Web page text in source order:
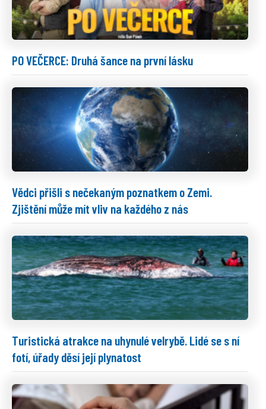
PO VEČERCE: Druhá šance na první lásku
Vědci přišli s nečekaným poznatkem o Zemi.
Zjištění může mít vliv na každého z nás
Turistická atrakce na uhynulé velrybě. Lidé se s ní
fotí, úřady děsí její plynatost